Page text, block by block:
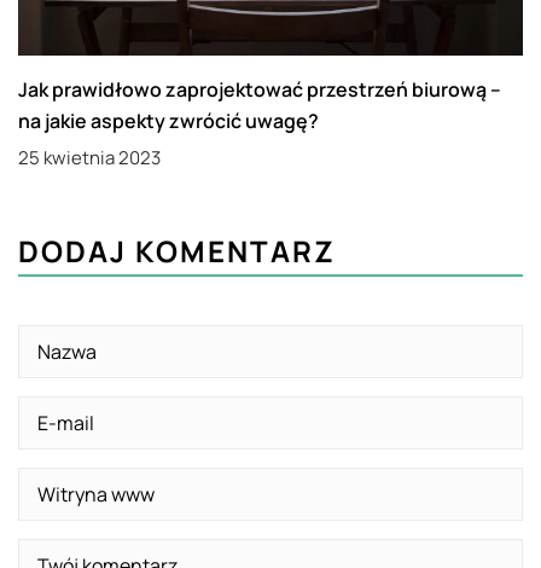
Jak prawidłowo zaprojektować przestrzeń biurową –
na jakie aspekty zwrócić uwagę?
25 kwietnia 2023
DODAJ KOMENTARZ